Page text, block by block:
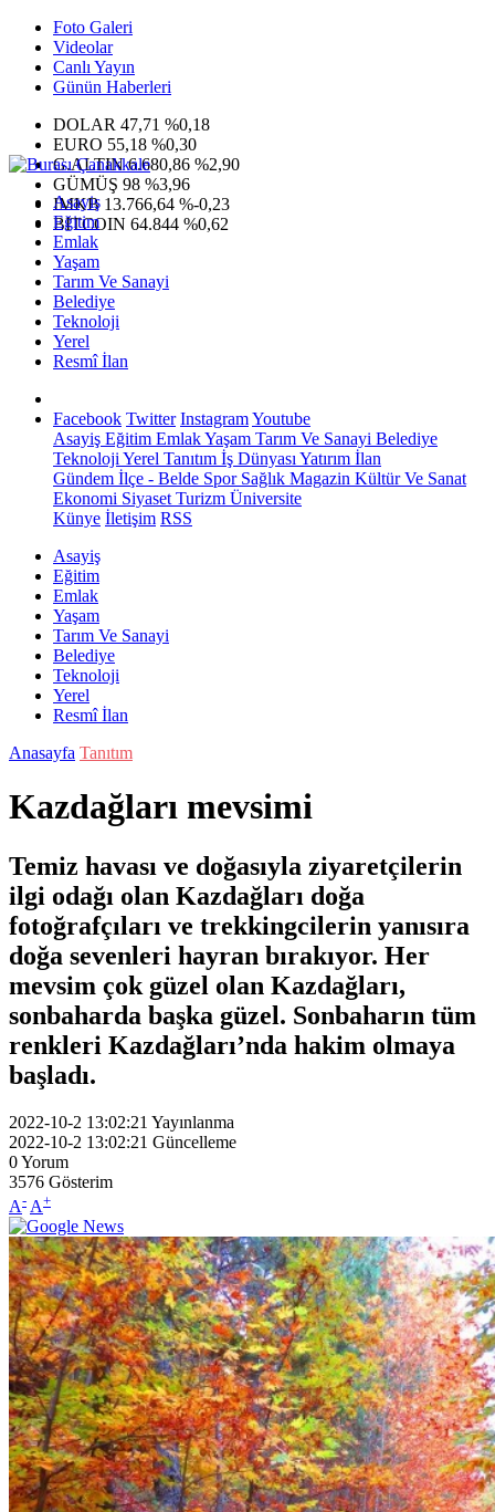
Foto Galeri
Videolar
Canlı Yayın
Günün Haberleri
DOLAR 47,71 %0,18
EURO 55,18 %0,30
G.ALTIN6.680,86 %2,90
GÜMÜŞ 98 %3,96
IMKB 13.766,64 %-0,23
BITCOIN 64.844 %0,62
Asayiş
Eğitim
Emlak
Yaşam
Tarım Ve Sanayi
Belediye
Teknoloji
Yerel
Resmî İlan
Facebook Twitter InstagramYoutube
Asayiş Eğitim EmlakYaşam Tarım Ve Sanayi Belediye
Teknoloji Yerel Tanıtım İş Dünyası Yatırım İlan
Gündem İlçe - Belde SporSağlık Magazin Kültür Ve Sanat
Ekonomi Siyaset Turizm Üniversite
Künye İletişim RSS
Asayiş
Eğitim
Emlak
Yaşam
Tarım Ve Sanayi
Belediye
Teknoloji
Yerel
Resmî İlan
Anasayfa Tanıtım
Kazdağları mevsimi
Temiz havası ve doğasıyla ziyaretçilerin
ilgi odağı olan Kazdağları doğa
fotoğrafçıları ve trekkingcilerin yanısıra
doğa sevenleri hayran bırakıyor. Her
mevsim çok güzel olan Kazdağları,
sonbaharda başka güzel. Sonbaharın tüm
renkleri Kazdağları’nda hakim olmaya
başladı.
2022-10-2 13:02:21 Yayınlanma
2022-10-2 13:02:21 Güncelleme
0Yorum
3576 Gösterim
A- A+